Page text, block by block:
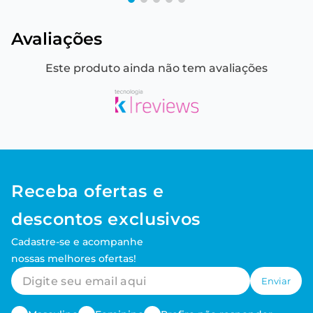
Avaliações
Este produto ainda não tem avaliações
Receba ofertas e
descontos exclusivos
Cadastre-se e acompanhe
nossas melhores ofertas!
Enviar